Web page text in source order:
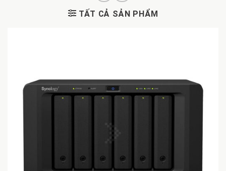
TẤT CẢ SẢN PHẨM